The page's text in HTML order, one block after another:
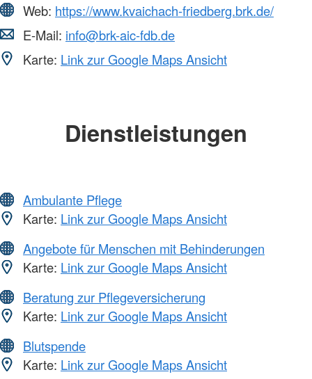
Web: https://www.kvaichach-friedberg.brk.de/
E-Mail: info@brk-aic-fdb.de
Karte: Link zur Google Maps Ansicht
Dienstleistungen
Ambulante Pflege
Karte: Link zur Google Maps Ansicht
Angebote für Menschen mit Behinderungen
Karte: Link zur Google Maps Ansicht
Beratung zur Pflegeversicherung
Karte: Link zur Google Maps Ansicht
Blutspende
Karte: Link zur Google Maps Ansicht